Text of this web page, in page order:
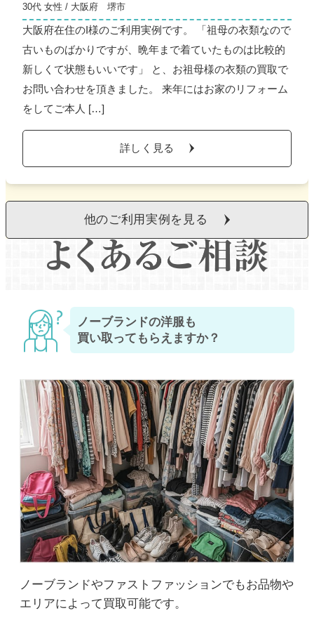
30代 女性 / 大阪府 堺市
大阪府在住のI様のご利用実例です。 「祖母の衣類なので
古いものばかりですが、晩年まで着ていたものは比較的
新しくて状態もいいです」 と、お祖母様の衣類の買取で
お問い合わせを頂きました。 来年にはお家のリフォーム
をしてご本人 […]
詳しく見る
他のご利用実例を見る
ノーブランドの洋服も
買い取ってもらえますか？
ノーブランドやファストファッションでもお品物や
エリアによって買取可能です。